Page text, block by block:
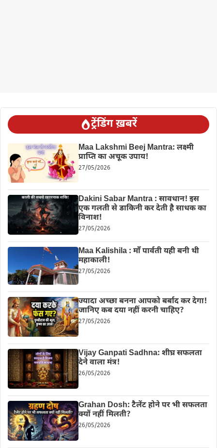
ट्रेंडिंग ख़बरें
Maa Lakshmi Beej Mantra: लक्ष्मी
प्राप्ति का अचूक उपाय!
27/05/2026
Dakini Sabar Mantra : सावधान! इस
एक गलती से डाकिनी कर देती है साधक का
विनाश!
27/05/2026
Maa Kalishila : माँ पार्वती यही बनी थी
महाकाली!
27/05/2026
ज्यादा अच्छा बनना आपको बर्बाद कर देगा!
जानिए कब दया नहीं करनी चाहिए?
27/05/2026
Vijay Ganpati Sadhna: शीघ्र सफलता
देने वाला मंत्र!
26/05/2026
Grahan Dosh: टैलेंट होने पर भी सफलता
क्यों नहीं मिलती?
26/05/2026